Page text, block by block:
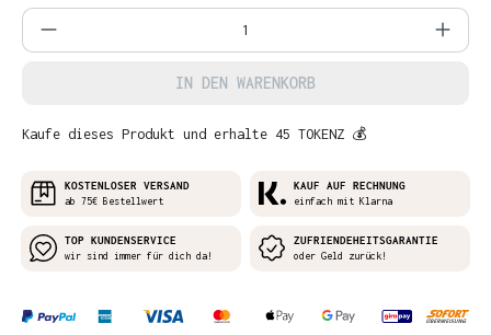
Produkt Anzahl: Gib den gewünschten
IN DEN WARENKORB
Kaufe dieses Produkt und erhalte 45 TOKENZ 💰
KOSTENLOSER VERSAND
ab 75€ Bestellwert
KAUF AUF RECHNUNG
einfach mit Klarna
TOP KUNDENSERVICE
wir sind immer für dich da!
ZUFRIENDEHEITSGARANTIE
oder Geld zurück!